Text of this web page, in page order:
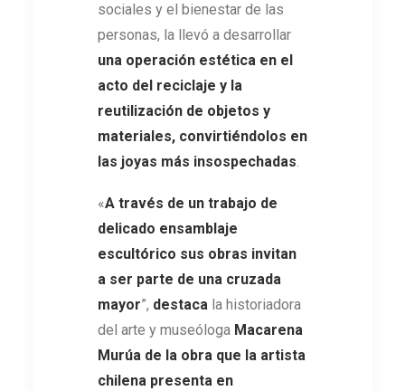
sociales y el bienestar de las
personas, la llevó a desarrollar
una operación estética en el
acto del reciclaje y la
reutilización de objetos y
materiales, convirtiéndolos en
las joyas más insospechadas.
«A través de un trabajo de
delicado ensamblaje
escultórico sus obras invitan
a ser parte de una cruzada
mayor”, destaca la historiadora
del arte y museóloga Macarena
Murúa de la obra que la artista
chilena presenta en